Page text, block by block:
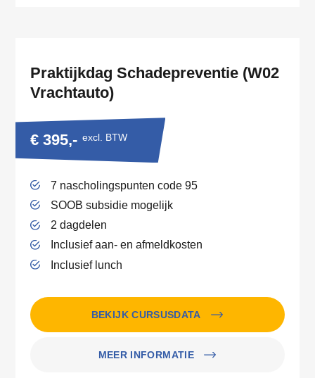
Praktijkdag Schadepreventie (W02
Vrachtauto)
€ 395,- excl. BTW
7 nascholingspunten code 95
SOOB subsidie mogelijk
2 dagdelen
Inclusief aan- en afmeldkosten
Inclusief lunch
BEKIJK CURSUSDATA
MEER INFORMATIE